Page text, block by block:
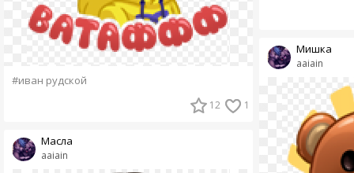
#иван рудской
12 1
aaiain
Масла
aaiain
Мишка